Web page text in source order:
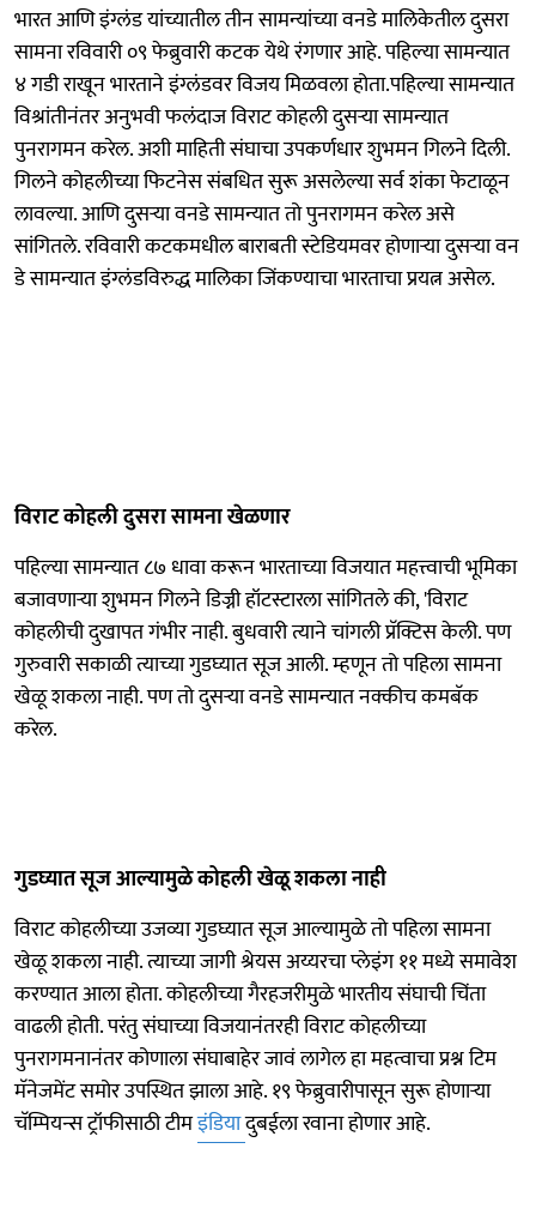
भारत आणि इंग्लंड यांच्यातील तीन सामन्यांच्या वनडे मालिकेतील दुसरा
सामना रविवारी ०९ फेब्रुवारी कटक येथे रंगणार आहे. पहिल्या सामन्यात
४ गडी राखून भारताने इंग्लंडवर विजय मिळवला होता.पहिल्या सामन्यात
विश्रांतीनंतर अनुभवी फलंदाज विराट कोहली दुसऱ्या सामन्यात
पुनरागमन करेल. अशी माहिती संघाचा उपकर्णधार शुभमन गिलने दिली.
गिलने कोहलीच्या फिटनेस संबधित सुरू असलेल्या सर्व शंका फेटाळून
लावल्या. आणि दुसऱ्या वनडे सामन्यात तो पुनरागमन करेल असे
सांगितले. रविवारी कटकमधील बाराबती स्टेडियमवर होणाऱ्या दुसऱ्या वन
डे सामन्यात इंग्लंडविरुद्ध मालिका जिंकण्याचा भारताचा प्रयत्न असेल.
विराट कोहली दुसरा सामना खेळणार
पहिल्या सामन्यात ८७ धावा करून भारताच्या विजयात महत्त्वाची भूमिका
बजावणाऱ्या शुभमन गिलने डिज्नी हॉटस्टारला सांगितले की, 'विराट
कोहलीची दुखापत गंभीर नाही. बुधवारी त्याने चांगली प्रॅक्टिस केली. पण
गुरुवारी सकाळी त्याच्या गुडघ्यात सूज आली. म्हणून तो पहिला सामना
खेळू शकला नाही. पण तो दुसऱ्या वनडे सामन्यात नक्कीच कमबॅक
करेल.
गुडघ्यात सूज आल्यामुळे कोहली खेळू शकला नाही
विराट कोहलीच्या उजव्या गुडघ्यात सूज आल्यामुळे तो पहिला सामना
खेळू शकला नाही. त्याच्या जागी श्रेयस अय्यरचा प्लेइंग ११ मध्ये समावेश
करण्यात आला होता. कोहलीच्या गैरहजरीमुळे भारतीय संघाची चिंता
वाढली होती. परंतु संघाच्या विजयानंतरही विराट कोहलीच्या
पुनरागमनानंतर कोणाला संघाबाहेर जावं लागेल हा महत्वाचा प्रश्न टिम
मॅनेजमेंट समोर उपस्थित झाला आहे. १९ फेब्रुवारीपासून सुरू होणाऱ्या
चॅम्पियन्स ट्रॉफीसाठी टीमइंडियादुबईला रवाना होणार आहे.